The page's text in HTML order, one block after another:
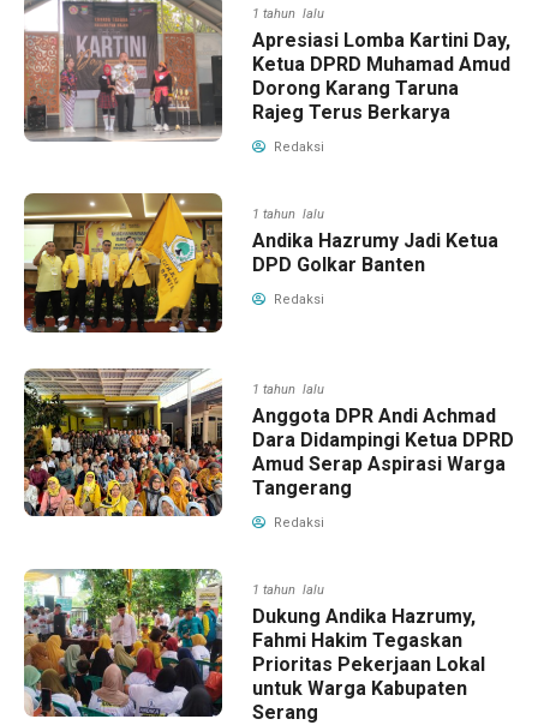
1 tahun lalu
Apresiasi Lomba Kartini Day,
Ketua DPRD Muhamad Amud
Dorong Karang Taruna
Rajeg Terus Berkarya
Redaksi
1 tahun lalu
Andika Hazrumy Jadi Ketua
DPD Golkar Banten
Redaksi
1 tahun lalu
Anggota DPR Andi Achmad
Dara Didampingi Ketua DPRD
Amud Serap Aspirasi Warga
Tangerang
Redaksi
1 tahun lalu
Dukung Andika Hazrumy,
Fahmi Hakim Tegaskan
Prioritas Pekerjaan Lokal
untuk Warga Kabupaten
Serang